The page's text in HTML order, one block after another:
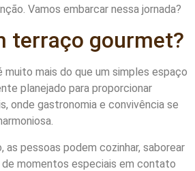
Vamos embarcar nessa jornada?
terraço gourmet?
mais do que um simples espaço
planejado para proporcionar
onde gastronomia e convivência se
as pessoas podem cozinhar, saborear
momentos especiais em contato